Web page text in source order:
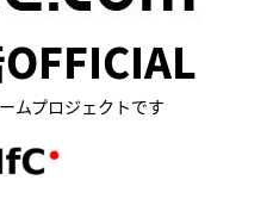
ムプロジェクトです